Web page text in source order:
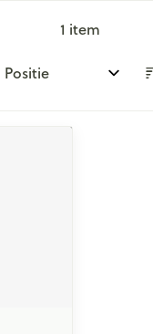
1 item
Sorteer op: